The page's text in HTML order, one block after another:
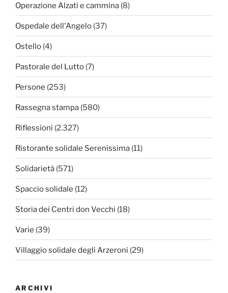
Operazione Alzati e cammina (8)
Ospedale dell'Angelo (37)
Ostello (4)
Pastorale del Lutto (7)
Persone (253)
Rassegna stampa (580)
Riflessioni (2.327)
Ristorante solidale Serenissima (11)
Solidarietà (571)
Spaccio solidale (12)
Storia dei Centri don Vecchi (18)
Varie (39)
Villaggio solidale degli Arzeroni (29)
ARCHIVI